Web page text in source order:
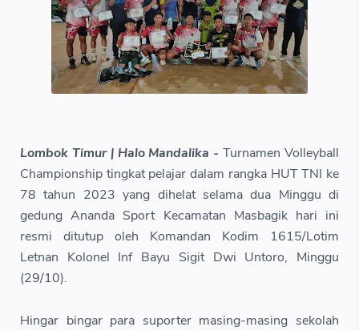
Lombok Timur | Halo Mandalika -Turnamen Volleyball
Championship tingkat pelajar dalam rangka HUT TNI ke
78 tahun 2023 yang dihelat selama dua Minggu di
gedung Ananda Sport Kecamatan Masbagik hari ini
resmi ditutup oleh Komandan Kodim 1615/Lotim
Letnan Kolonel Inf Bayu Sigit Dwi Untoro, Minggu
(29/10).
Hingar bingar para suporter masing-masing sekolah